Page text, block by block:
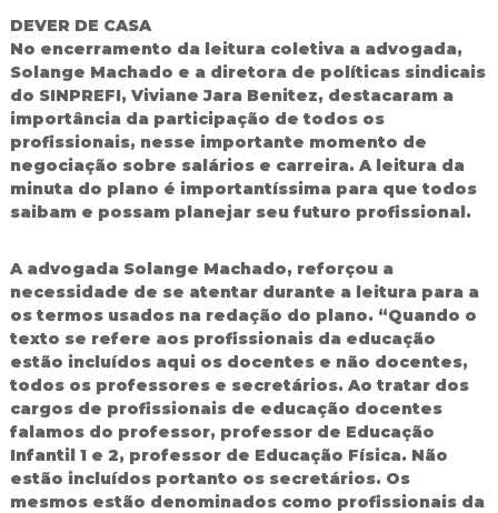
DEVER DE CASA
No encerramento da leitura coletiva a advogada,
Solange Machado e a diretora de políticas sindicais
do SINPREFI, Viviane Jara Benitez, destacaram a
importância da participação de todos os
profissionais, nesse importante momento de
negociação sobre salários e carreira. A leitura da
minuta do plano é importantíssima para que todos
saibam e possam planejar seu futuro profissional.
A advogada Solange Machado, reforçou a
necessidade de se atentar durante a leitura para a
os termos usados na redação do plano. “Quando o
texto se refere aos profissionais da educação
estão incluídos aqui os docentes e não docentes,
todos os professores e secretários. Ao tratar dos
cargos de profissionais de educação docentes
falamos do professor, professor de Educação
Infantil 1 e 2, professor de Educação Física. Não
estão incluídos portanto os secretários. Os
mesmos estão denominados como profissionais da